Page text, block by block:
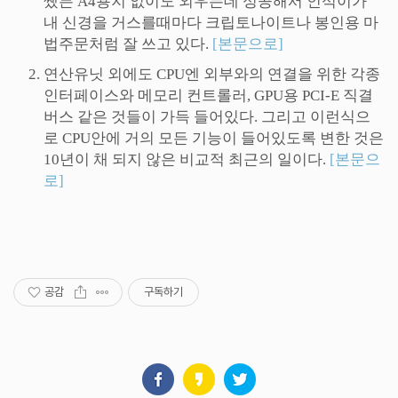
내 신경을 거스를때마다 크립토나이트나 봉인용 마
법주문처럼 잘 쓰고 있다. [본문으로]
연산유닛 외에도 CPU엔 외부와의 연결을 위한 각종
인터페이스와 메모리 컨트롤러, GPU용 PCI-E 직결
버스 같은 것들이 가득 들어있다. 그리고 이런식으
로 CPU안에 거의 모든 기능이 들어있도록 변한 것은
10년이 채 되지 않은 비교적 최근의 일이다. [본문으
로]
공감 구독하기